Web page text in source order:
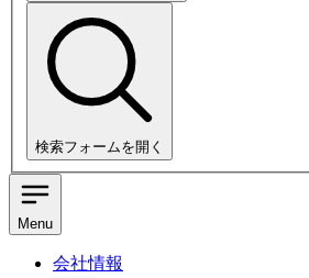
検索フォームを開く
Menu
会社情報